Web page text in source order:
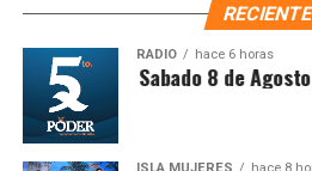
La presidenta municipal Estefanía
centro tendrá capacidad para
RADIO hace 6 horas
Matutina Sabado 8 de
ISLA MUJERES hace 8